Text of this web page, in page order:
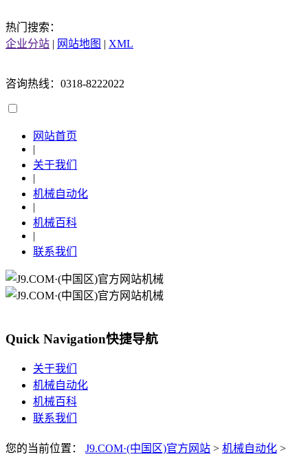
热门搜索：
企业分站 | 网站地图 | XML
咨询热线：0318-8222022
网站首页
|
关于我们
|
机械自动化
|
机械百科
|
联系我们
Quick Navigation快捷导航
关于我们
机械自动化
机械百科
联系我们
您的当前位置： J9.COM·(中国区)官方网站 > 机械自动化 >